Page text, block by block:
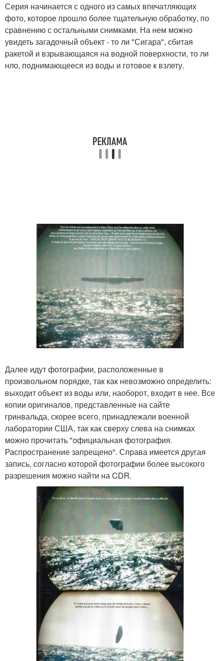
Серия начинается с одного из самых впечатляющих
фото, которое прошло более тщательную обработку, по
сравнению с остальными снимками. На нем можно
увидеть загадочный объект - то ли "Сигара", сбитая
ракетой и взрывающаяся на водной поверхности, то ли
нло, поднимающееся из воды и готовое к взлету.
Далее идут фотографии, расположенные в
произвольном порядке, так как невозможно определить:
выходит объект из воды или, наоборот, входит в нее. Все
копии оригиналов, представленные на сайте
гринвальда, скорее всего, принадлежали военной
лаборатории США, так как сверху слева на снимках
можно прочитать "официальная фотография.
Распространение запрещено". Справа имеется другая
запись, согласно которой фотографии более высокого
разрешения можно найти на CDR.